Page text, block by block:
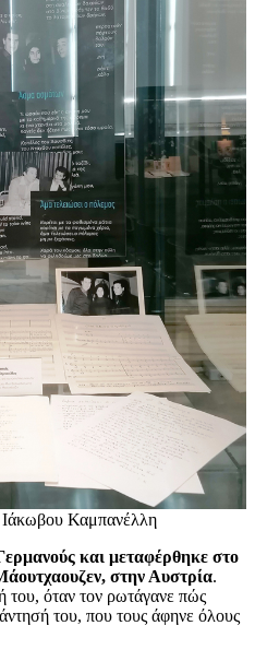
Ιάκωβου Καμπανέλλη
και μεταφέρθηκε στο
στην Αυστρία.
του, όταν τον ρωτάγανε πώς
του, που τους άφηνε όλους